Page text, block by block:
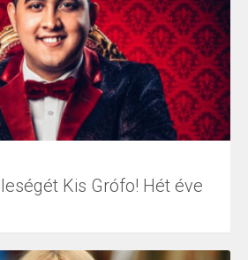
Kis Grófo! Hét éve